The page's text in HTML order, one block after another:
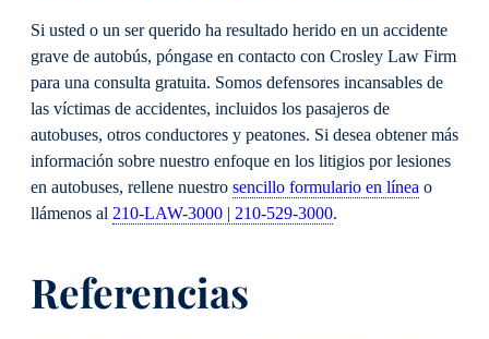
Si usted o un ser querido ha resultado herido en un accidente
grave de autobús, póngase en contacto con Crosley Law Firm
para una consulta gratuita. Somos defensores incansables de
las víctimas de accidentes, incluidos los pasajeros de
autobuses, otros conductores y peatones. Si desea obtener más
información sobre nuestro enfoque en los litigios por lesiones
en autobuses, rellene nuestro sencillo formulario en línea o
llámenos al 210-LAW-3000 | 210-529-3000.
Referencias